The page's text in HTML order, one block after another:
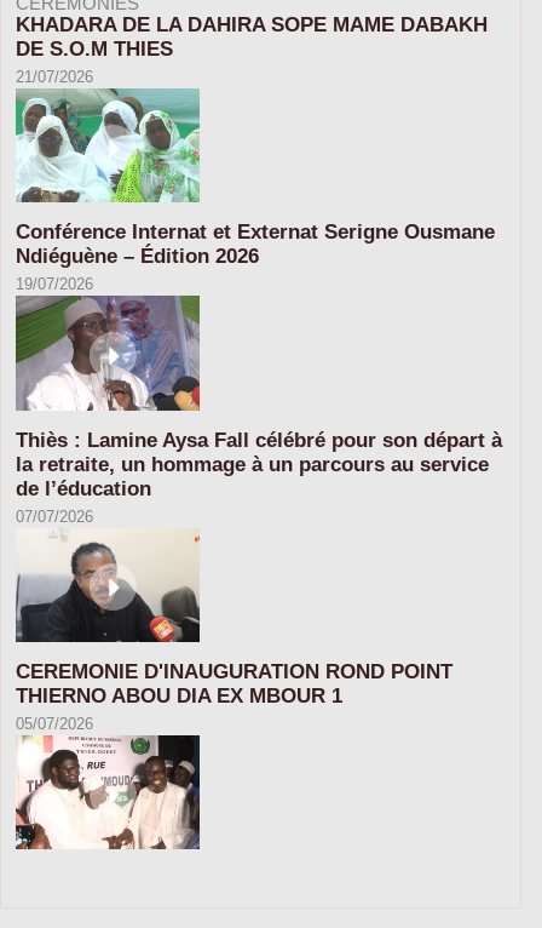
KHADARA DE LA DAHIRA SOPE MAME DABAKH
DE S.O.M THIES
21/07/2026
Conférence Internat et Externat Serigne Ousmane
Ndiéguène – Édition 2026
19/07/2026
Thiès : Lamine Aysa Fall célébré pour son départ à
la retraite, un hommage à un parcours au service
de l’éducation
07/07/2026
CEREMONIE D'INAUGURATION ROND POINT
THIERNO ABOU DIA EX MBOUR 1
05/07/2026